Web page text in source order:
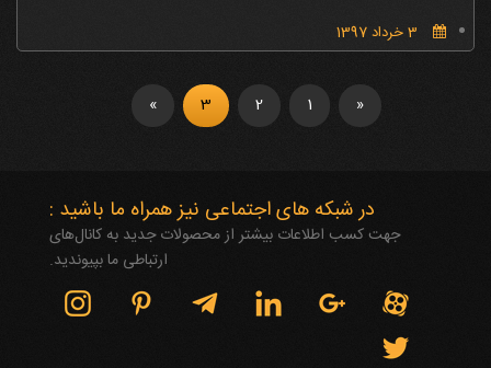
«
1
2
3
»
در شبکه های اجتماعی نیز همراه ما باشید :
جهت کسب اطلاعات بیشتر از محصولات جدید به کانال‌های
ارتباطی ما بپیوندید.